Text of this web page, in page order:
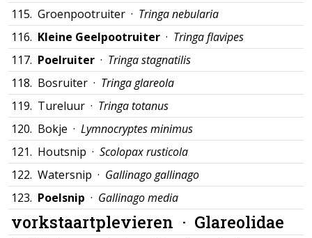
115. Groenpootruiter · Tringa nebularia
116. Kleine Geelpootruiter · Tringa flavipes
117. Poelruiter · Tringa stagnatilis
118. Bosruiter · Tringa glareola
119. Tureluur · Tringa totanus
120. Bokje · Lymnocryptes minimus
121. Houtsnip · Scolopax rusticola
122. Watersnip · Gallinago gallinago
123. Poelsnip · Gallinago media
vorkstaartplevieren · Glareolidae